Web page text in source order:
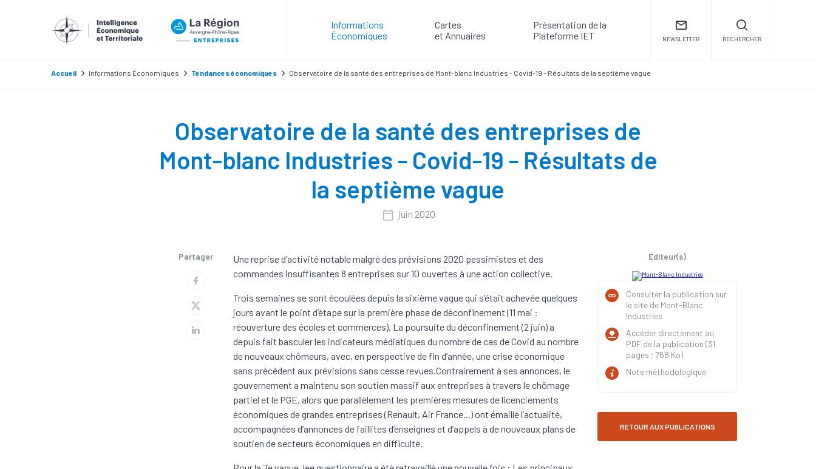
Informations
Économiques
Cartes
et Annuaires
Présentation de la
Plateforme IET
NEWSLETTER RECHERCHER
Accueil Informations Économiques Tendances économiques Observatoire de la santé des entreprises de Mont-blanc Industries - Covid-19 - Résultats de la septième vague
Observatoire de la santé des entreprises de
Mont-blanc Industries - Covid-19 - Résultats de
la septième vague
juin 2020
Partager
Une reprise d’activité notable malgré des prévisions 2020 pessimistes et des
commandes insuffisantes 8 entreprises sur 10 ouvertes à une action collective.
Trois semaines se sont écoulées depuis la sixième vague qui s’était achevée quelques
jours avant le point d’étape sur la première phase de déconfinement (11 mai :
réouverture des écoles et commerces). La poursuite du déconfinement (2 juin) a
depuis fait basculer les indicateurs médiatiques du nombre de cas de Covid au nombre
de nouveaux chômeurs, avec, en perspective de fin d’année, une crise économique
sans précédent aux prévisions sans cesse revues.Contrairement à ses annonces, le
gouvernement a maintenu son soutien massif aux entreprises à travers le chômage
partiel et le PGE, alors que parallèlement les premières mesures de licenciements
économiques de grandes entreprises (Renault, Air France...) ont émaillé l’actualité,
accompagnées d’annonces de faillites d’enseignes et d’appels à de nouveaux plans de
soutien de secteurs économiques en difficulté.
Éditeur(s)
Consulter la publication sur
le site de Mont-Blanc
Industries
Accéder directement au
PDF de la publication (31
pages ; 768 Ko)
Note méthodologique
RETOUR AUX PUBLICATIONS